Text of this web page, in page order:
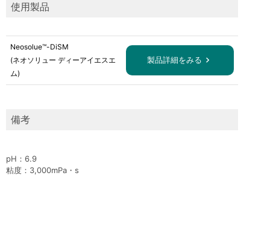
使用製品
Neosolue™-DiSM
(ネオソリュー ディーアイエスエ
ム)
製品詳細をみる
備考
pH：6.9
粘度：3,000mPa・s